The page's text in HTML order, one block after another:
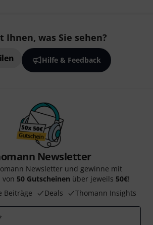
Ihnen, was Sie sehen?
Hilfe & Feedback
Newsletter
Newsletter und gewinne mit
von 50 Gutscheinen über jeweils 50€!
Beiträge
Deals Thomann Insights